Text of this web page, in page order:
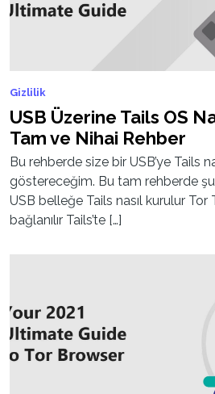
Gizlilik
USB Üzerine Tails OS
Tam ve Nihai Rehber
Bu rehberde size bir USB’ye Tails
göstereceğim. Bu tam rehberde
USB belleğe Tails nasıl kurulur Tor
bağlanılır Tails’te […]